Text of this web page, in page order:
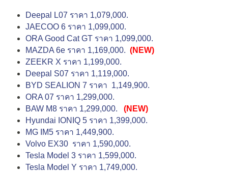
Deepal L07 ราคา 1,079,000.
JAECOO 6 ราคา 1,099,000.
ORA Good Cat GT ราคา 1,099,000.
MAZDA 6e ราคา 1,169,000. (NEW)
ZEEKR X ราคา 1,199,000.
Deepal S07 ราคา 1,119,000.
BYD SEALION 7 ราคา 1,149,900.
ORA 07 ราคา 1,299,000.
BAW M8 ราคา 1,299,000.
(NEW)
Hyundai IONIQ 5 ราคา 1,399,000.
MG IM5 ราคา 1,449,900.
Volvo EX30 ราคา 1,590,000.
Tesla Model 3 ราคา 1,599,000.
Tesla Model Y ราคา 1,749,000.